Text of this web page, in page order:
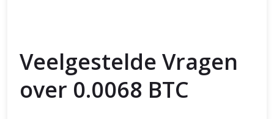
Veelgestelde Vragen
over 0.0068 BTC